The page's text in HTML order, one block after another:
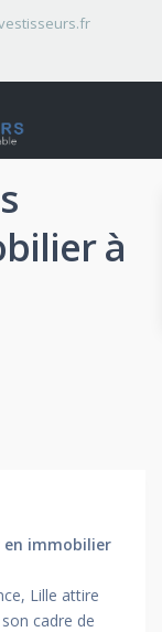
à
en immobilier
Lille attire
cadre de